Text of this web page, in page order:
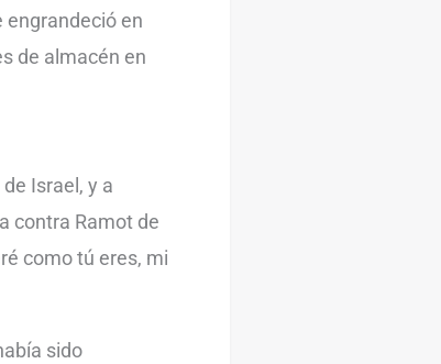
en
de almacén en
Israel, y a
contra Ramot de
como tú eres, mi
sido